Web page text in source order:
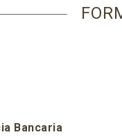
Bancaria